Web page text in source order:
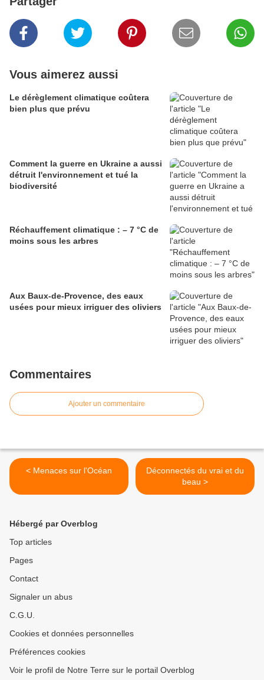
Vous aimerez aussi
Le dérèglement climatique coûtera
bien plus que prévu
Comment la guerre en Ukraine a aussi
détruit l'environnement et tué la
biodiversité
Réchauffement climatique : – 7 °C de
moins sous les arbres
Aux Baux-de-Provence, des eaux
usées pour mieux irriguer des oliviers
Commentaires
Ajouter un commentaire
< Menaces sur l'Océan
Déconnectés du vrai et du
beau >
Hébergé par Overblog
Top articles
Pages
Contact
Signaler un abus
C.G.U.
Cookies et données personnelles
Préférences cookies
Voir le profil de Notre Terre sur le portail Overblog